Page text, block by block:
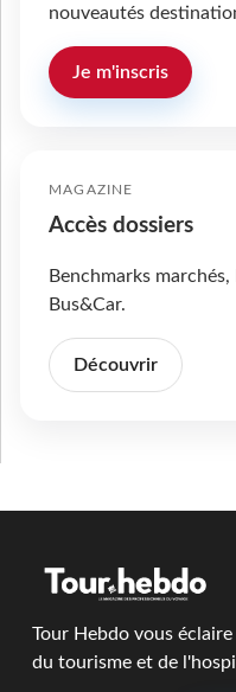
nouveautés
Je m'inscris
MAGAZINE
Accès dossiers
Benchmarks
Bus&Car.
Découvrir
Tour Hebdo vous
du tourisme et de